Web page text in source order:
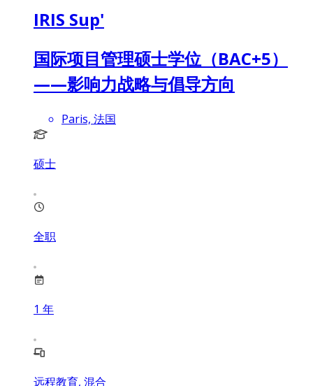
IRIS Sup'
国际项目管理硕士学位（BAC+5）
——影响力战略与倡导方向
Paris, 法国
硕士
全职
1 年
远程教育, 混合